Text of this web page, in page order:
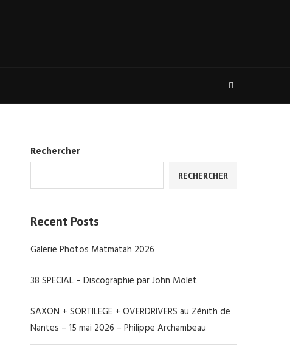
Rechercher
RECHERCHER
Recent Posts
Galerie Photos Matmatah 2026
38 SPECIAL – Discographie par John Molet
SAXON + SORTILEGE + OVERDRIVERS au Zénith de
Nantes – 15 mai 2026 – Philippe Archambeau